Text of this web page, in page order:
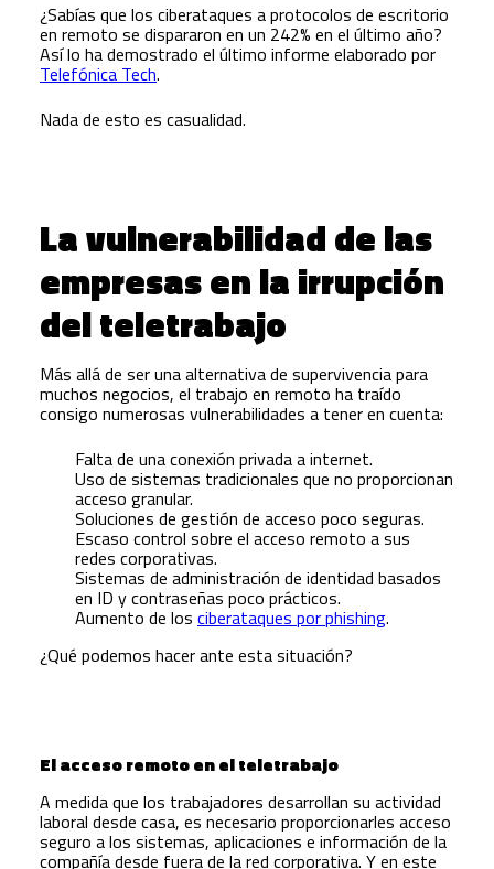
¿Sabías que los ciberataques a protocolos de escritorio
en remoto se dispararon en un 242% en el último año?
Así lo ha demostrado el último informe elaborado por
Telefónica Tech.
Nada de esto es casualidad.
La vulnerabilidad de las
empresas en la irrupción
del teletrabajo
Más allá de ser una alternativa de supervivencia para
muchos negocios, el trabajo en remoto ha traído
consigo numerosas vulnerabilidades a tener en cuenta:
Falta de una conexión privada a internet.
Uso de sistemas tradicionales que no proporcionan
acceso granular.
Soluciones de gestión de acceso poco seguras.
Escaso control sobre el acceso remoto a sus
redes corporativas.
Sistemas de administración de identidad basados
en ID y contraseñas poco prácticos.
Aumento de los ciberataques por phishing.
¿Qué podemos hacer ante esta situación?
El acceso remoto en el teletrabajo
A medida que los trabajadores desarrollan su actividad
laboral desde casa, es necesario proporcionarles acceso
seguro a los sistemas, aplicaciones e información de la
compañía desde fuera de la red corporativa. Y en este